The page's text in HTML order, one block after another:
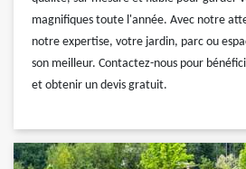
magnifiques toute l'année. Avec notre
notre expertise, votre jardin, parc ou
son meilleur. Contactez-nous pour
et obtenir un devis gratuit.